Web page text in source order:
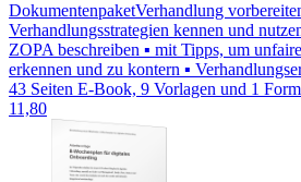
DokumentenpaketVerhandlung
Verhandlungsstrategien kennen und
ZOPA beschreiben ▪ mit Tipps, um
erkennen und zu kontern ▪
43 Seiten E-Book, 9 Vorlagen und 1
11,80